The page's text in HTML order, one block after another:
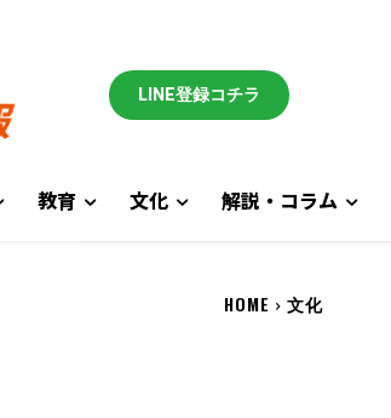
LINE登録コチラ
教育 文化 解説・コラム
HOME 文化